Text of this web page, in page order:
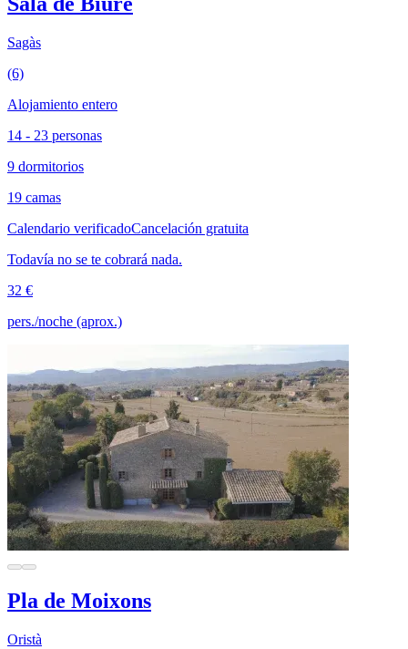
Sagàs
(6)
Alojamiento entero
14 - 23 personas
9 dormitorios
19 camas
Calendario verificadoCancelación gratuita
Todavía no se te cobrará nada.
32 €
pers./noche (aprox.)
Pla de Moixons
Oristà